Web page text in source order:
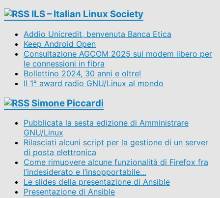
ILS – Italian Linux Society
Addio Unicredit, benvenuta Banca Etica
Keep Android Open
Consultazione AGCOM 2025 sul modem libero per
le connessioni in fibra
Bollettino 2024, 30 anni e oltre!
Il 1° award radio GNU/Linux al mondo
Simone Piccardi
Pubblicata la sesta edizione di Amministrare
GNU/Linux
Rilasciati alcuni script per la gestione di un server
di posta elettronica
Come rimuovere alcune funzionalità di Firefox fra
l’indesiderato e l’insopportabile…
Le slides della presentazione di Ansible
Presentazione di Ansible